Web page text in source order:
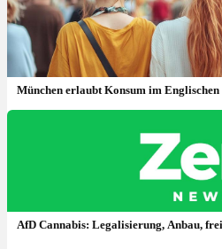
München erlaubt Konsum im
AfD Cannabis: Legalisierung, Anbau,